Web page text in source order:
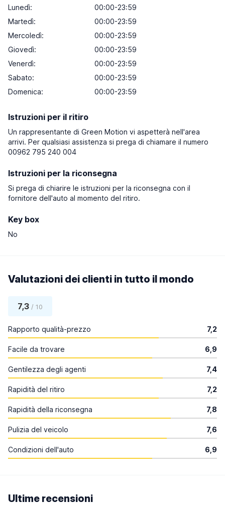
Lunedì:
00:00-23:59
Martedì:
00:00-23:59
Mercoledì:
00:00-23:59
Giovedì:
00:00-23:59
Venerdì:
00:00-23:59
Sabato:
00:00-23:59
Domenica: 00:00-23:59
Istruzioni per il ritiro
Un rappresentante di Green Motion vi aspetterà nell'area
arrivi. Per qualsiasi assistenza si prega di chiamare il numero
00962 795 240 004
Istruzioni per la riconsegna
Si prega di chiarire le istruzioni per la riconsegna con il
fornitore dell'auto al momento del ritiro.
Key box
No
Valutazioni dei clienti in tutto il mondo
7,3 / 10
Rapporto qualità-prezzo 7,2
Facile da trovare 6,9
Gentilezza degli agenti 7,4
Rapidità del ritiro 7,2
Rapidità della riconsegna 7,8
Pulizia del veicolo 7,6
Condizioni dell'auto 6,9
Ultime recensioni